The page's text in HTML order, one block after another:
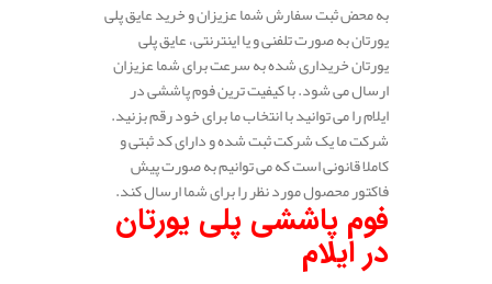
به محض ثبت سفارش شما عزیزان و خرید عایق پلی
یورتان به صورت تلفنی و یا اینترنتی، عایق پلی
یورتان خریداری شده به سرعت برای شما عزیزان
ارسال می شود. با کیفیت ترین فوم پاششی در
ایلام را می توانید با انتخاب ما برای خود رقم بزنید.
شرکت ما یک شرکت ثبت شده و دارای کد ثبتی و
کاملا قانونی است که می توانیم به صورت پیش
فاکتور محصول مورد نظر را برای شما ارسال کند.
فوم پاششی پلی یورتان
در ایلام